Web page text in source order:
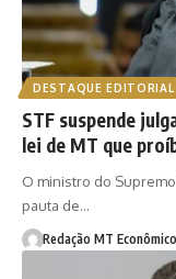
DESTAQUE EDITORIAL
STF suspende
lei de MT que
O ministro do
pauta de…
Redação MT Econômico